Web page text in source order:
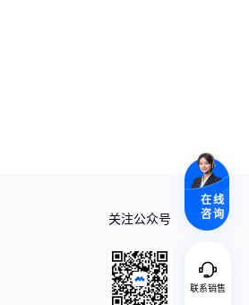
在线
咨询
联系销售
关注公众号